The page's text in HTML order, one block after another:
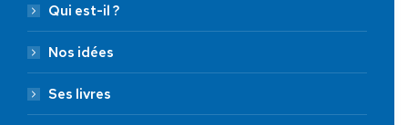
Qui est-il ?
Nos idées
Ses livres